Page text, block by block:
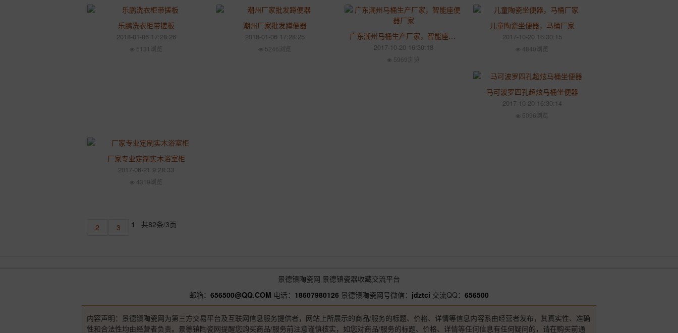
乐鹏洗衣柜带搓板
2018-01-06 17:28:26
5131浏览
潮州厂家批发蹲便器
2018-01-06 17:28:25
5246浏览
广东潮州马桶生产厂家，智能座便器厂家
2017-10-20 16:30:18
5969浏览
儿童陶瓷坐便器，马桶厂家
2017-10-20 16:30:15
4840浏览
马可波罗四孔超炫马桶坐便器
2017-10-20 16:30:14
5096浏览
厂家专业定制实木浴室柜
2017-06-21 9:28:33
4319浏览
1
2 3 共82条/3页
景德镇陶瓷网 景德镇瓷器收藏交流平台
邮箱： 656500@QQ.COM 电话： 18607980126 景德镇陶瓷网号微信： jdztci 交流QQ： 656500
内容声明：景德镇陶瓷网为第三方交易平台及互联网信息服务提供者，网站上所展示的商品/服务的标题、价格、详情等信息内容系由经营者发布，其真实性、准确
性和合法性均由经营者负责。景德镇陶瓷网提醒您购买商品/服务前注意谨慎核实，如您对商品/服务的标题、价格、详情等任何信息有任何疑问的，请在购买前通